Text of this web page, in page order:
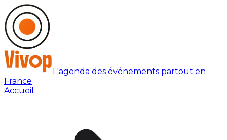
L'agenda des événements partout en
France
Accueil